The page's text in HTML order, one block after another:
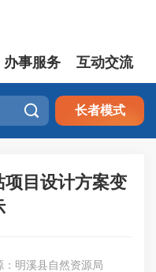
办事服务 互动交流
 长者模式
目设计方案变
：明溪县自然资源局